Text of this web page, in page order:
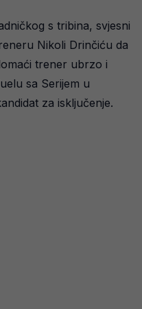
s tribina, svjesni
Nikoli Drinčiću da
trener ubrzo i
sa Serijem u
za isključenje.